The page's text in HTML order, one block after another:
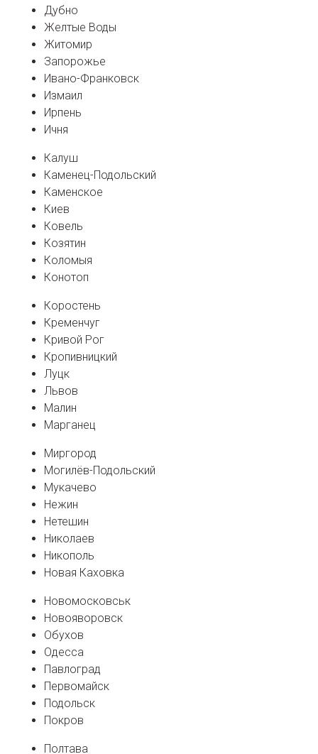
Дубно
Желтые Воды
Житомир
Запорожье
Ивано-Франковск
Измаил
Ирпень
Ичня
Калуш
Каменец-Подольский
Каменское
Киев
Ковель
Козятин
Коломыя
Конотоп
Коростень
Кременчуг
Кривой Рог
Кропивницкий
Луцк
Львов
Малин
Марганец
Миргород
Могилёв-Подольский
Мукачево
Нежин
Нетешин
Николаев
Никополь
Новая Каховка
Новомосковськ
Новояворовск
Обухов
Одесса
Павлоград
Первомайск
Подольск
Покров
Полтава